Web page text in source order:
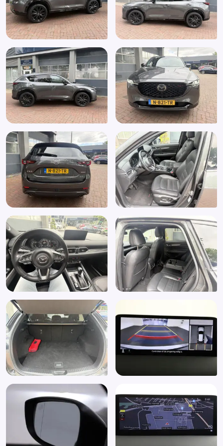
Anti doorSlip Regeling
Apple Carplay/Android Auto
Armsteun achter
Armsteun voor
Audio installatie premium
Autonomous Emergency Braking
Bandenspanningscontrolesysteem
Bestuurdersstoel in hoogte verstelbaar
Binnenspiegel automatisch dimmend
Bluetooth
Boordcomputer
Bots waarschuwing systeem
Brake Assist System
Buitenspiegels elektrisch inklapbaar
Buitenspiegels elektrisch verstelbaar
Buitenspiegels in andere kleur
Buitenspiegels in carrosseriekleur
Buitenspiegels verwarmbaar
Centrale vergrendeling met afstandsbediening
Connected services
Cruise control adaptief met Stop&Go
DAB
Dakspoiler
Dimlichten automatisch
Dodehoek detector
Draadloze telefoonlader
Electronic climate control
Elektrisch bedienbare achterklep
Elektrische ramen voor en achter
Elektrisch verstelbare bestuurdersstoel
Elektrisch verstelbare passagiersstoel